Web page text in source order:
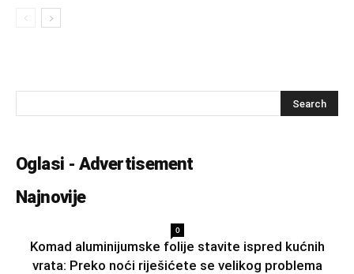
Oglasi - Advertisement
Najnovije
0
Komad aluminijumske folije stavite ispred kućnih
vrata: Preko noći riješićete se velikog problema